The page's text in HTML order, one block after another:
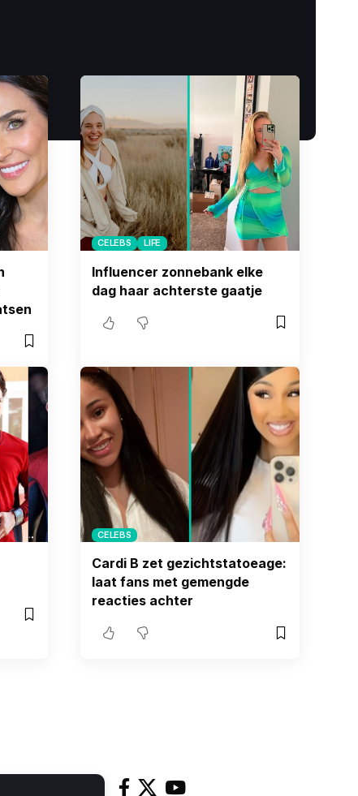
CELEBS LIFE
Influencer zonnebank elke
dag haar achterste gaatje
CELEBS
Cardi B zet gezichtstatoeage:
laat fans met gemengde
reacties achter